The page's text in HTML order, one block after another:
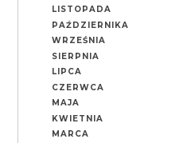
LISTOPADA
PAŹDZIERNIKA
WRZEŚNIA
SIERPNIA
LIPCA
CZERWCA
MAJA
KWIETNIA
MARCA